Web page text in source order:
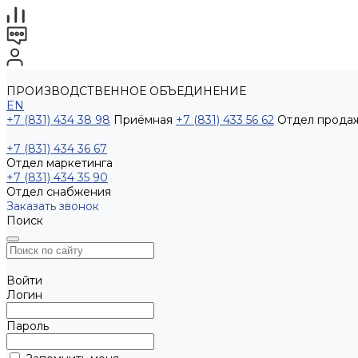
ПРОИЗВОДСТВЕННОЕ ОБЪЕДИНЕНИЕ
EN
+7 (831) 434 38 98 Приёмная +7 (831) 433 56 62 Отдел
+7 (831) 434 36 67
Отдел маркетинга
+7 (831) 434 35 90
Отдел снабжения
Заказать звонок
Поиск
Войти
Логин
Пароль